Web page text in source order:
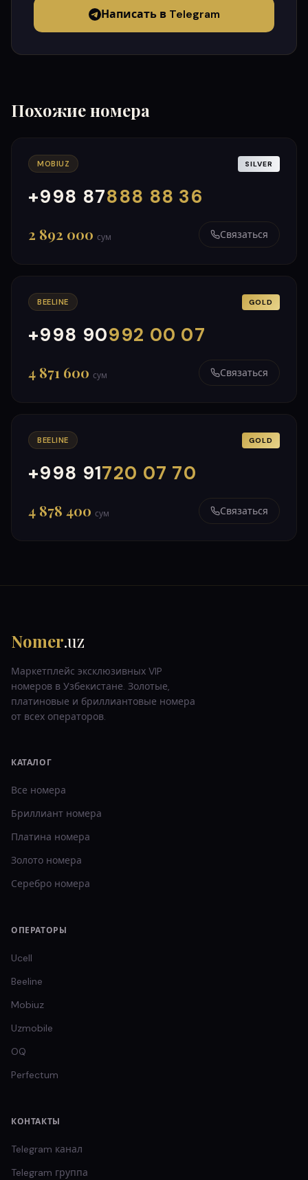
Написать в Telegram
Похожие номера
MOBIUZ SILVER
+998 87888 88 36
000
999
2 892 000 сум Связаться
BEELINE GOLD
+998 90992 00 07
000
999
4 871 600 сум Связаться
BEELINE GOLD
+998 91720 07 70
000
999
4 878 400 сум Связаться
Nomer.uz
Маркетплейс эксклюзивных VIP
номеров в Узбекистане. Золотые,
платиновые и бриллиантовые номера
от всех операторов.
КАТАЛОГ
Все номера
Бриллиант номера
Платина номера
Золото номера
Серебро номера
ОПЕРАТОРЫ
Ucell
Beeline
Mobiuz
Uzmobile
OQ
Perfectum
КОНТАКТЫ
Telegram канал
Telegram группа